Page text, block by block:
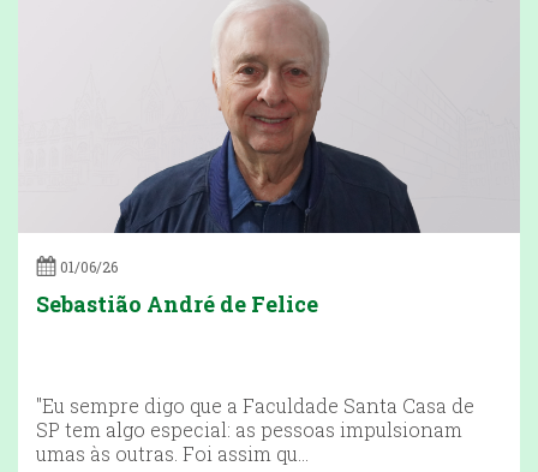
01/06/26
Sebastião André de Felice
"Eu sempre digo que a Faculdade Santa Casa de
SP tem algo especial: as pessoas impulsionam
umas às outras. Foi assim qu...